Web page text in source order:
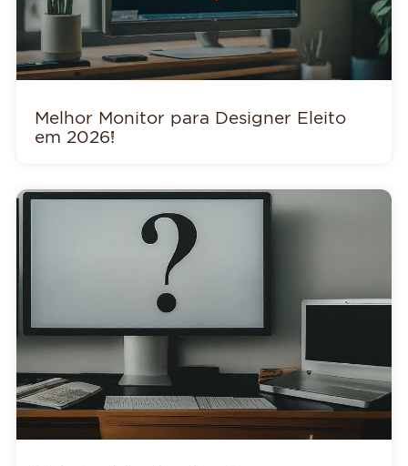
Melhor Monitor para Designer Eleito
em 2026!